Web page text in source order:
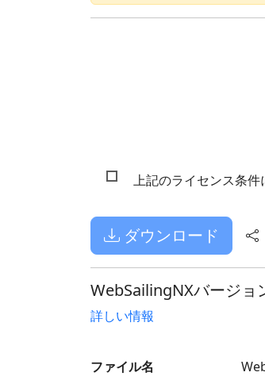
上記のライセンス条件
ダウンロード
WebSailingNXバージョ
詳しい情報
ファイル名